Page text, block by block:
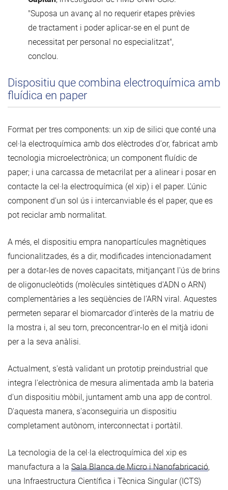
"Suposa un avanç al no requerir etapes prèvies
de tractament i poder aplicar-se en el punt de
necessitat per personal no especialitzat",
conclou.
Dispositiu que combina electroquímica amb
fluídica en paper
Format per tres components: un xip de silici que conté una
cel·la electroquímica amb dos elèctrodes d'or, fabricat amb
tecnologia microelectrònica; un component fluídic de
paper; i una carcassa de metacrilat per a alinear i posar en
contacte la cel·la electroquímica (el xip) i el paper. L'únic
component d'un sol ús i intercanviable és el paper, que es
pot reciclar amb normalitat.
A més, el dispositiu empra nanopartícules magnètiques
funcionalitzades, és a dir, modificades intencionadament
per a dotar-les de noves capacitats, mitjançant l'ús de brins
de oligonucleòtids (molècules sintètiques d'ADN o ARN)
complementàries a les seqüències de l'ARN viral. Aquestes
permeten separar el biomarcador d'interès de la matriu de
la mostra i, al seu torn, preconcentrar-lo en el mitjà idoni
per a la seva anàlisi.
Actualment, s'està validant un prototip preindustrial que
integra l'electrònica de mesura alimentada amb la bateria
d'un dispositiu mòbil, juntament amb una app de control.
D'aquesta manera, s'aconseguiria un dispositiu
completament autònom, interconnectat i portàtil.
La tecnologia de la cel·la electroquímica del xip es
manufactura a la Sala Blanca de Micro i Nanofabricació,
una Infraestructura Científica i Tècnica Singular (ICTS)